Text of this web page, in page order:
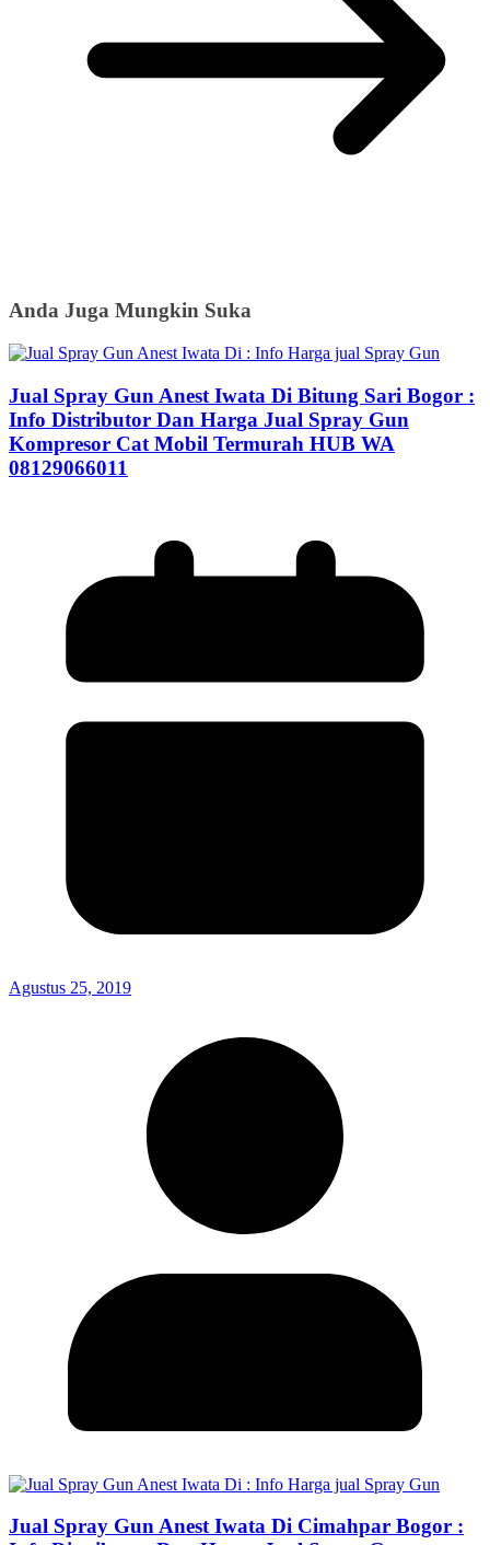
Anda Juga Mungkin Suka
Jual Spray Gun Anest Iwata Di Bitung Sari Bogor :
Info Distributor Dan Harga Jual Spray Gun
Kompresor Cat Mobil Termurah HUB WA
08129066011
Agustus 25, 2019
Jual Spray Gun Anest Iwata Di Cimahpar Bogor :